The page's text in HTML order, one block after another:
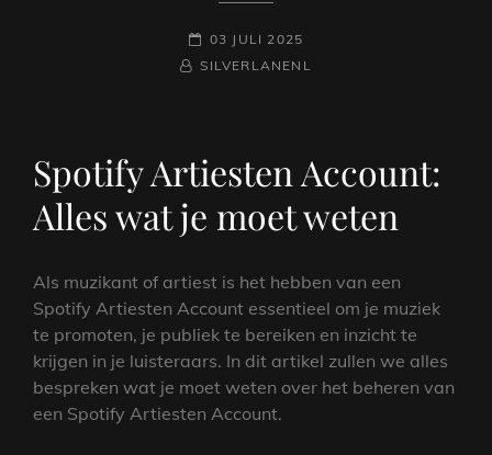
GEPLAATST
OP
03 JULI 2025
NAAMREGEL
BYLINE
SILVERLANENL
Spotify Artiesten Account:
Alles wat je moet weten
Als muzikant of artiest is het hebben van een
Spotify Artiesten Account essentieel om je muziek
te promoten, je publiek te bereiken en inzicht te
krijgen in je luisteraars. In dit artikel zullen we alles
bespreken wat je moet weten over het beheren van
een Spotify Artiesten Account.